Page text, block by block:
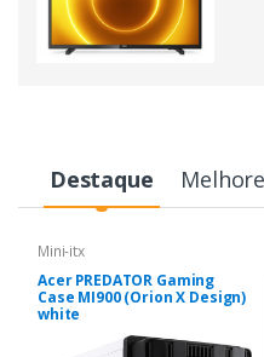
Destaque
Mini-itx
Acer PREDATOR Gaming
Case MI900 (Orion X Design)
white